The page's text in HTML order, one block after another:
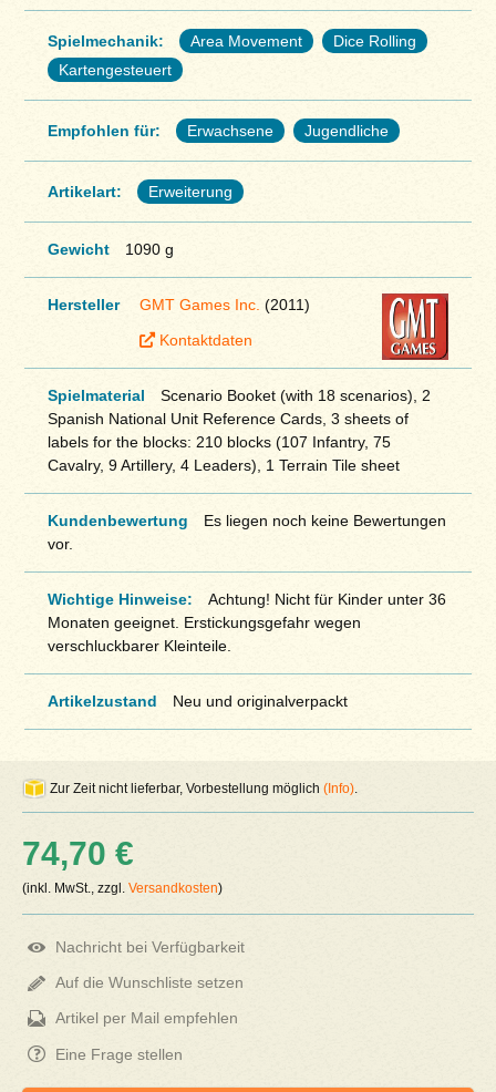
Spielmechanik: Area Movement
Dice Rolling
Kartengesteuert
Empfohlen für: Erwachsene Jugendliche
Artikelart: Erweiterung
Gewicht 1090 g
Hersteller GMT Games Inc. (2011)
Kontaktdaten
Spielmaterial
Scenario Booket (with 18 scenarios), 2
Spanish National Unit Reference Cards, 3 sheets of
labels for the blocks: 210 blocks (107 Infantry, 75
Cavalry, 9 Artillery, 4 Leaders), 1 Terrain Tile sheet
Kundenbewertung
Es liegen noch keine Bewertungen
vor.
Wichtige Hinweise:
Achtung! Nicht für Kinder unter 36
Monaten geeignet. Erstickungsgefahr wegen
verschluckbarer Kleinteile.
Artikelzustand Neu und originalverpackt
Zur Zeit nicht lieferbar, Vorbestellung möglich(Info)
74,70 €
(inkl. MwSt., zzgl.Versandkosten)
Nachricht bei Verfügbarkeit
Auf die Wunschliste setzen
Artikel per Mail empfehlen
Eine Frage stellen